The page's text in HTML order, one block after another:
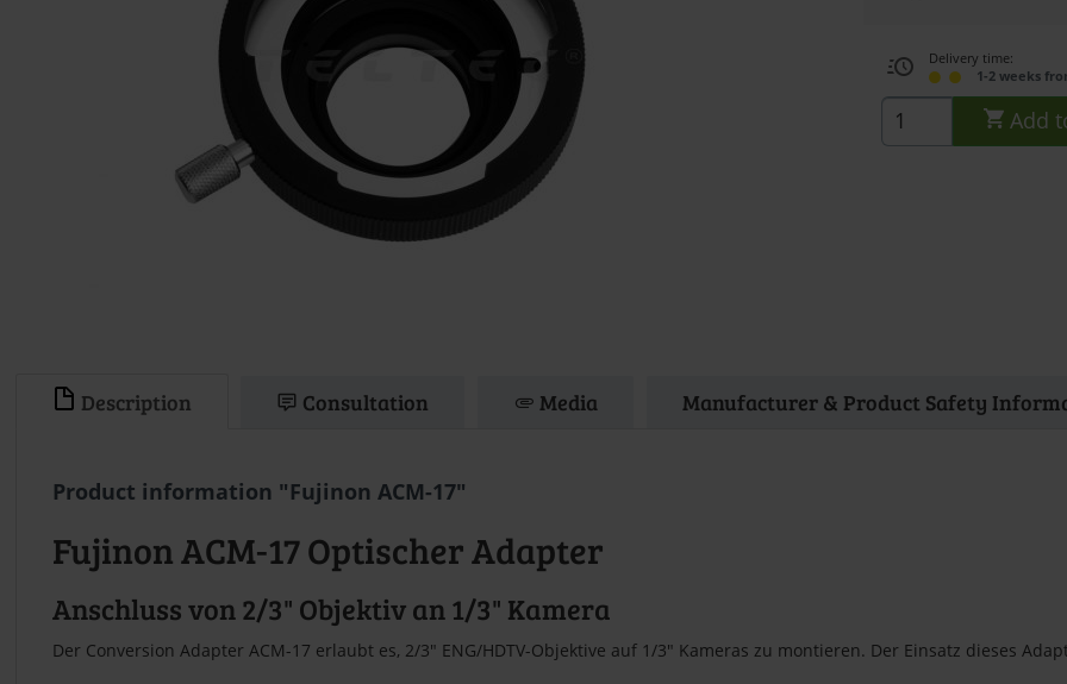
Delivery time:
1-2 weeks
Add
Description Consultation Media Manufacturer & Product Safety
Product information "Fujinon ACM-17"
Fujinon ACM-17 Optischer Adapter
Anschluss von 2/3" Objektiv an 1/3" Kamera
Der Conversion Adapter ACM-17 erlaubt es, 2/3" ENG/HDTV-Objektive auf 1/3" Kameras zu montieren. Der Einsatz dieses